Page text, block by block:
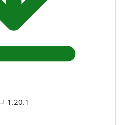
1.20.1